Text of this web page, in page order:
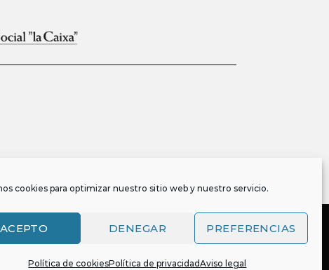
cookies para optimizar nuestro sitio web y nuestro servicio.
ACEPTO DENEGAR PREFERENCIAS
Política de cookiesPolítica de privacidadAviso legal
y es también titular o tiene la correspondiente